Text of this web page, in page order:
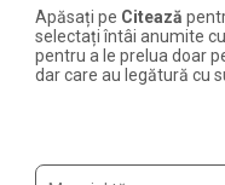
Apăsați pe Citează
selectați întâi anumite
pentru a le prelua doar
dar care au legătură cu